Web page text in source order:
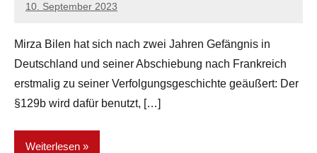
10. September 2023
network
Mirza Bilen hat sich nach zwei Jahren Gefängnis in
Deutschland und seiner Abschiebung nach Frankreich
erstmalig zu seiner Verfolgungsgeschichte geäußert: Der
§129b wird dafür benutzt, […]
Weiterlesen